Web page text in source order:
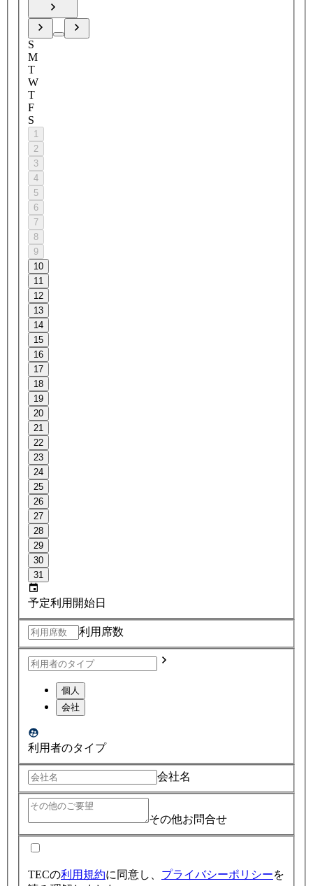
S
M
T
W
T
F
S
1
2
3
4
5
6
7
8
9
10
11
12
13
14
15
16
17
18
19
20
21
22
23
24
25
26
27
28
29
30
31
予定利用開始日
利用席数
個人
会社
利用者のタイプ
会社名
その他お問合せ
TECの利用規約に同意し、 プライバシーポリシーを